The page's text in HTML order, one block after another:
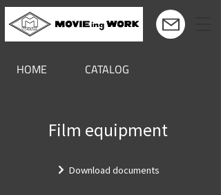
HOME CATALOG
Film equipment
Download documents